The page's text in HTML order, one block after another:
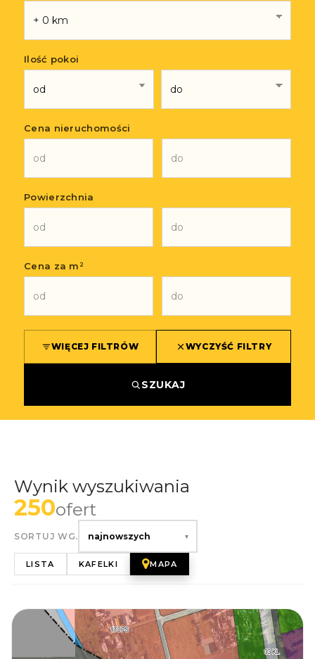
Ilość pokoi
Cena nieruchomości
Powierzchnia
Cena za m²
WIĘCEJ FILTRÓW WYCZYŚĆ FILTRY
SZUKAJ
Wynik wyszukiwania
250ofert
SORTUJ WG. najnowszych ▾
LISTA KAFELKI MAPA